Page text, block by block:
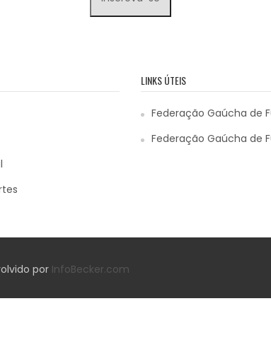
LINKS ÚTEIS
Federação Gaúcha de
Federação Gaúcha de
por InfoBecker.com